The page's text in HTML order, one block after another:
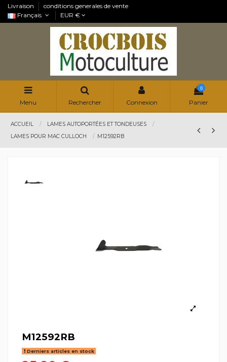
Livraison
conditions generales de vente
Français
EUR €
Menu Rechercher Connexion
0
Panier
ACCUEIL
LAMES AUTOPORTÉES ET TONDEUSES
LAMES POUR MAC CULLOCH
M12592RB
M12592RB
Derniers articles en stock